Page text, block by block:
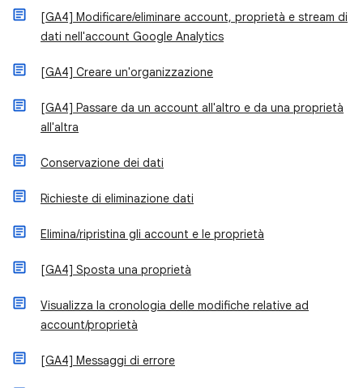
[GA4] Modificare/eliminare account, proprietà e stream di
dati nell'account Google Analytics
[GA4] Creare un'organizzazione
[GA4] Passare da un account all'altro e da una proprietà
all'altra
Conservazione dei dati
Richieste di eliminazione dati
Elimina/ripristina gli account e le proprietà
[GA4] Sposta una proprietà
Visualizza la cronologia delle modifiche relative ad
account/proprietà
[GA4] Messaggi di errore